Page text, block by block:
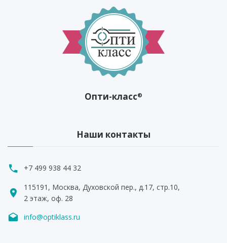
Опти-класс®
Наши контакты
+7 499 938 44 32
115191, Москва, Духовской пер., д.17, стр.10,
2 этаж, оф. 28
info@optiklass.ru